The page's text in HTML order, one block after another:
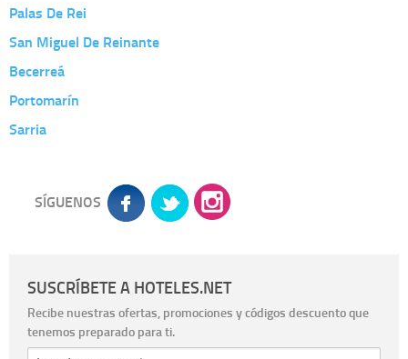
Palas De Rei
San Miguel De Reinante
Becerreá
Portomarín
Sarria
SÍGUENOS
SUSCRÍBETE A HOTELES.NET
Recibe nuestras ofertas, promociones y códigos descuento que
tenemos preparado para ti.